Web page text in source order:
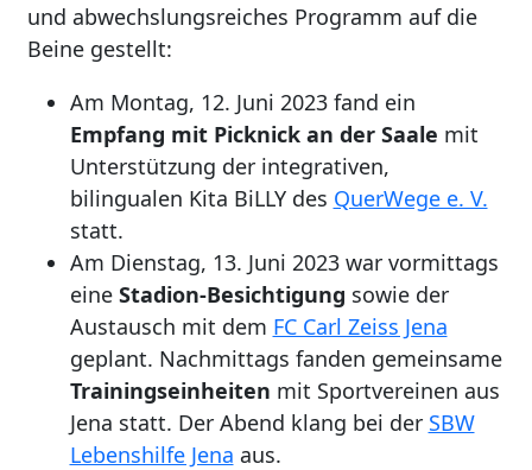
und abwechslungsreiches Programm auf die
Beine gestellt:
Am Montag, 12. Juni 2023 fand ein
Empfang mit Picknick an der Saale mit
Unterstützung der integrativen,
bilingualen Kita BiLLY des QuerWege e. V.
statt.
Am Dienstag, 13. Juni 2023 war vormittags
eine Stadion-Besichtigung sowie der
Austausch mit dem FC Carl Zeiss Jena
geplant. Nachmittags fanden gemeinsame
Trainingseinheiten mit Sportvereinen aus
Jena statt. Der Abend klang bei der SBW
Lebenshilfe Jena aus.